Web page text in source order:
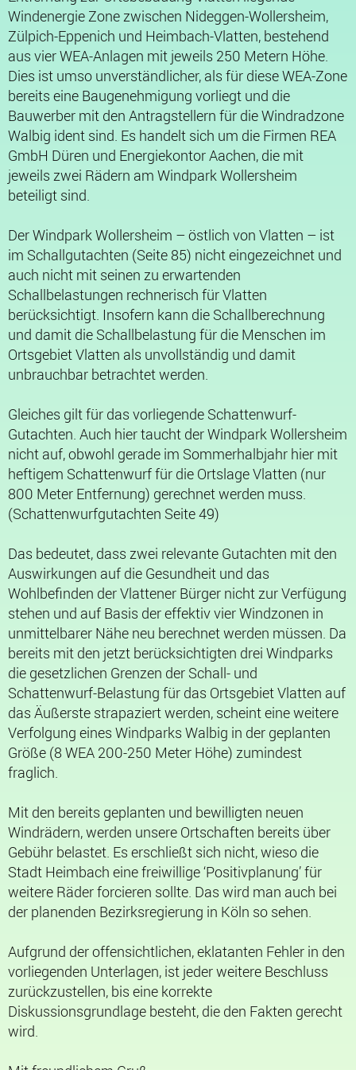
Windenergie Zone zwischen Nideggen-Wollersheim,
Zülpich-Eppenich und Heimbach-Vlatten, bestehend
aus vier WEA-Anlagen mit jeweils 250 Metern Höhe.
Dies ist umso unverständlicher, als für diese WEA-Zone
bereits eine Baugenehmigung vorliegt und die
Bauwerber mit den Antragstellern für die Windradzone
Walbig ident sind. Es handelt sich um die Firmen REA
GmbH Düren und Energiekontor Aachen, die mit
jeweils zwei Rädern am Windpark Wollersheim
beteiligt sind.
Der Windpark Wollersheim – östlich von Vlatten – ist
im Schallgutachten (Seite 85) nicht eingezeichnet und
auch nicht mit seinen zu erwartenden
Schallbelastungen rechnerisch für Vlatten
berücksichtigt. Insofern kann die Schallberechnung
und damit die Schallbelastung für die Menschen im
Ortsgebiet Vlatten als unvollständig und damit
unbrauchbar betrachtet werden.
Gleiches gilt für das vorliegende Schattenwurf-
Gutachten. Auch hier taucht der Windpark Wollersheim
nicht auf, obwohl gerade im Sommerhalbjahr hier mit
heftigem Schattenwurf für die Ortslage Vlatten (nur
800 Meter Entfernung) gerechnet werden muss.
(Schattenwurfgutachten Seite 49)
Das bedeutet, dass zwei relevante Gutachten mit den
Auswirkungen auf die Gesundheit und das
Wohlbefinden der Vlattener Bürger nicht zur Verfügung
stehen und auf Basis der effektiv vier Windzonen in
unmittelbarer Nähe neu berechnet werden müssen. Da
bereits mit den jetzt berücksichtigten drei Windparks
die gesetzlichen Grenzen der Schall- und
Schattenwurf-Belastung für das Ortsgebiet Vlatten auf
das Äußerste strapaziert werden, scheint eine weitere
Verfolgung eines Windparks Walbig in der geplanten
Größe (8 WEA 200-250 Meter Höhe) zumindest
fraglich.
Mit den bereits geplanten und bewilligten neuen
Windrädern, werden unsere Ortschaften bereits über
Gebühr belastet. Es erschließt sich nicht, wieso die
Stadt Heimbach eine freiwillige ‘Positivplanung’ für
weitere Räder forcieren sollte. Das wird man auch bei
der planenden Bezirksregierung in Köln so sehen.
Aufgrund der offensichtlichen, eklatanten Fehler in den
vorliegenden Unterlagen, ist jeder weitere Beschluss
zurückzustellen, bis eine korrekte
Diskussionsgrundlage besteht, die den Fakten gerecht
wird.